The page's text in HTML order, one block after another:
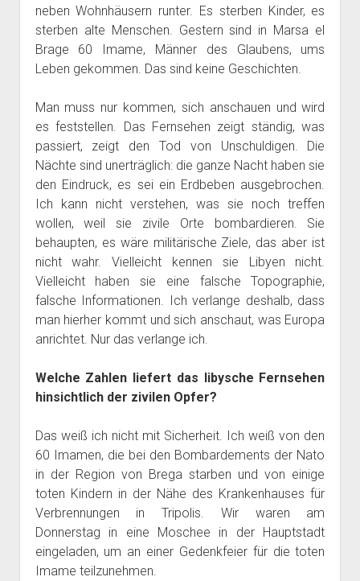
neben Wohnhäusern runter. Es sterben Kinder, es
sterben alte Menschen. Gestern sind in Marsa el
Brage 60 Imame, Männer des Glaubens, ums
Leben gekommen. Das sind keine Geschichten.
Man muss nur kommen, sich anschauen und wird
es feststellen. Das Fernsehen zeigt ständig, was
passiert, zeigt den Tod von Unschuldigen. Die
Nächte sind unerträglich: die ganze Nacht haben sie
den Eindruck, es sei ein Erdbeben ausgebrochen.
Ich kann nicht verstehen, was sie noch treffen
wollen, weil sie zivile Orte bombardieren. Sie
behaupten, es wäre militärische Ziele, das aber ist
nicht wahr. Vielleicht kennen sie Libyen nicht.
Vielleicht haben sie eine falsche Topographie,
falsche Informationen. Ich verlange deshalb, dass
man hierher kommt und sich anschaut, was Europa
anrichtet. Nur das verlange ich.
Welche Zahlen liefert das libysche Fernsehen
hinsichtlich der zivilen Opfer?
Das weiß ich nicht mit Sicherheit. Ich weiß von den
60 Imamen, die bei den Bombardements der Nato
in der Region von Brega starben und von einige
toten Kindern in der Nähe des Krankenhauses für
Verbrennungen in Tripolis. Wir waren am
Donnerstag in eine Moschee in der Hauptstadt
eingeladen, um an einer Gedenkfeier für die toten
Imame teilzunehmen.